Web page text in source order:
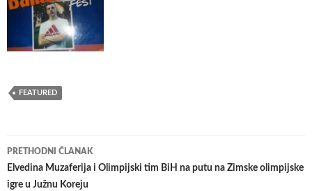
FEATURED
Navigacija
članaka
PRETHODNI ČLANAK
Elvedina Muzaferija i Olimpijski tim BiH na putu na Zimske olimpijske
igre u Južnu Koreju